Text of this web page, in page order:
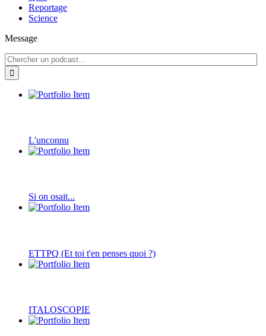
Reportage
Science
Message
L'unconnu
Si on osait...
ETTPQ (Et toi t'en penses quoi ?)
ITALOSCOPIE